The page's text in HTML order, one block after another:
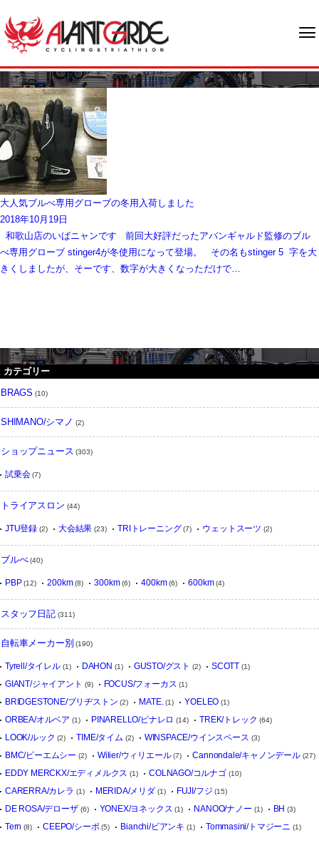
ブログ
大人気ブルべ専用グローブの冬用入荷しました
2018年10月19日
和歌山店のいばニャンです 前回大好評だったアバンギャルド監修のブル
べ専用グローブ stinger4が冬使用になって登場。 その名もstinger 5 字を大
きくしましたが、そーです、数字が大きくなっただけで…
instargram feed
カテゴリー
BRAGS (10)
SHIMANO/シマノ (2)
ショップニュース (303)
試乗会(7)
トライアスロン (44)
JTU登録 (2) 大会結果 (23) TRIトレーニング (7) ウェットスーツ (2)
ブルべ(40)
PBP(12) 200km(8) 300km(6) 400km(6) 600km(4)
スタッフ日記(311)
自転車メーカー別 (190)
Tyrell/タイレル(1) DAHON (1) GUSTO/グスト (2) SCOTT (1)
GIANT/ジャイアント (9) FOCUS/フォーカス (1)
BRIDGESTONE/ブリヂストン (2) MATE. (1) YOELEO (1)
ORBEA/オルベア (1) PINARELLO/ピナレロ (14) TREK/トレック (64)
LOOK/ルック (2) TIME/タイム (2) WINSPACE/ウインスペース (3)
BMC/ビーエムシー (2) Wilier/ウィリエール(7) Cannondale/キャノンデール(27)
EDDY MERCKX/エディメルクス (1) COLNAGO/コルナゴ (10)
CARERRA/カレラ (1) MERIDA/メリダ (1) FUJI/フジ (15)
DE ROSA/デローザ (6) YONEX/ヨネックス (1) NANOO/ナノー (1) BH (3)
Tern (8) CEEPO/シーポ (5) Bianchi/ビアンキ (1) Tommasini/トマジーニ (1)